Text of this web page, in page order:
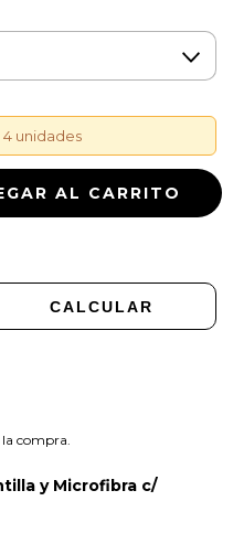
unidades
CALCULAR
compra.
y Microfibra c/